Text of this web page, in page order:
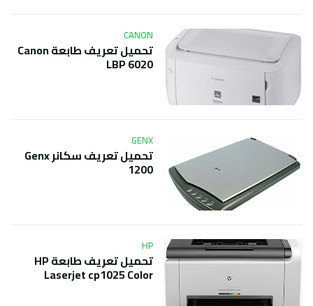
CANON
تحميل تعريف طابعة Canon
LBP 6020
GENX
تحميل تعريف سكانر Genx
1200
HP
تحميل تعريف طابعة HP
Laserjet cp1025 Color